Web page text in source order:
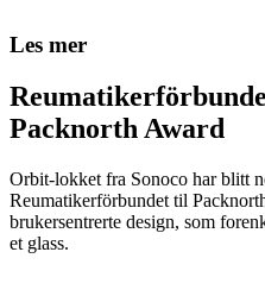
Les mer
Packnorth Award
Orbit-lokket fra Sonoco har blitt
Reumatikerförbundet til
brukersentrerte design, som
et glass.